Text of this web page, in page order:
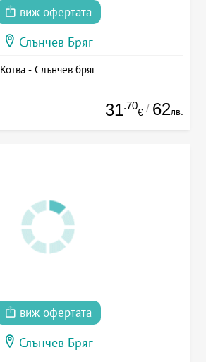
виж офертата
Слънчев Бряг
Котва - Слънчев бряг
31.70
€ / 62лв.
виж офертата
Слънчев Бряг